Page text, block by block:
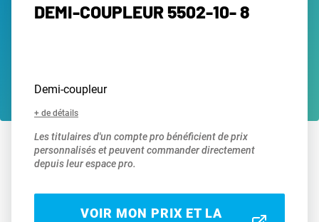
DEMI-COUPLEUR 5502-10- 8
Demi-coupleur
+ de détails
Les titulaires d'un compte pro bénéficient de prix
personnalisés et peuvent commander directement
depuis leur espace pro.
VOIR MON PRIX ET LA